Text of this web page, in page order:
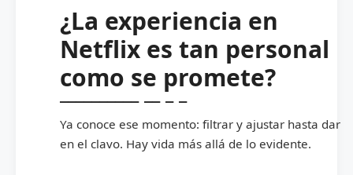
¿La experiencia en
Netflix es tan personal
como se promete?
Ya conoce ese momento: filtrar y ajustar hasta dar
en el clavo. Hay vida más allá de lo evidente.